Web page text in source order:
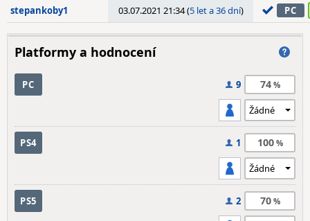
stepankoby1
03.07.2021 21:34 (5 let a 36 dní) PC
Platformy a hodnocení
PC 9 74
PS4 1 100
PS5 2 70